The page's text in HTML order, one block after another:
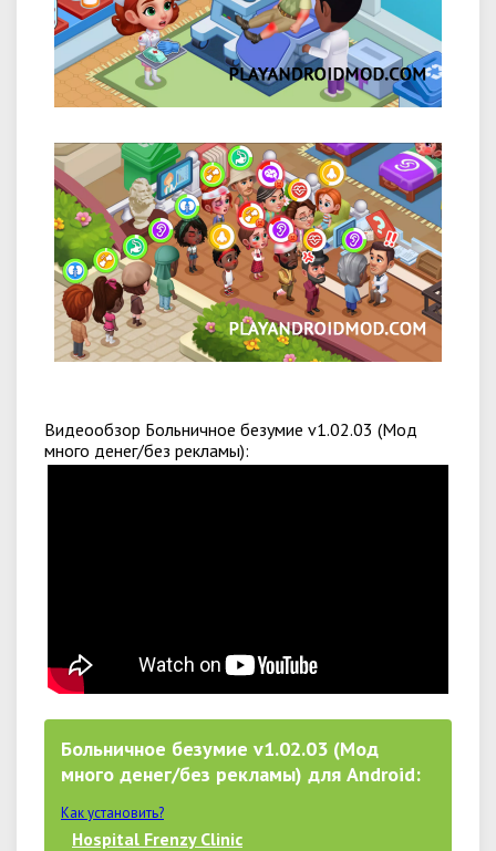
Видеообзор Больничное безумие v1.02.03 (Мод
много денег/без рекламы):
Больничное безумие v1.02.03 (Мод
много денег/без рекламы) для Android:
Как установить?
Hospital Frenzy Clinic